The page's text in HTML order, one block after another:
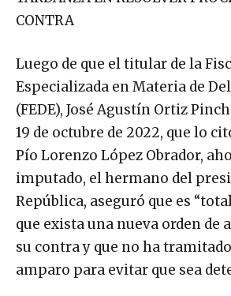
CONTRA
Luego de que el titular de la
Especializada en Materia de
(FEDE), José Agustín Ortiz
19 de octubre de 2022, que lo
Pío Lorenzo López Obrador,
imputado, el hermano del
República, aseguró que es
que exista una nueva orden de
su contra y que no ha
amparo para evitar que sea